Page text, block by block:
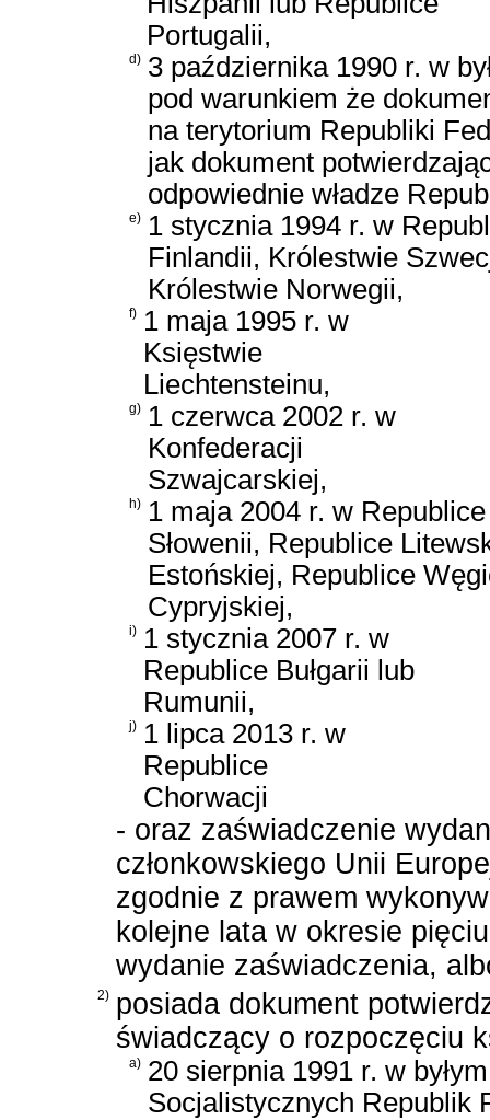
Portugalii,
d) 3 października 1990 r. w
pod warunkiem że
na terytorium Republiki
jak dokument
odpowiednie władze
e) 1 stycznia 1994 r. w
Finlandii, Królestwie
Królestwie Norwegii,
f) 1 maja 1995 r. w
Księstwie
Liechtensteinu,
g) 1 czerwca 2002 r. w
Konfederacji
Szwajcarskiej,
h) 1 maja 2004 r. w
Słowenii, Republice
Estońskiej, Republice
Cypryjskiej,
i) 1 stycznia 2007 r. w
Republice Bułgarii lub
Rumunii,
j) 1 lipca 2013 r. w
Republice
Chorwacji
- oraz zaświadczenie
członkowskiego Unii
zgodnie z prawem
kolejne lata w okresie
wydanie zaświadczenia,
2) posiada dokument
świadczący o rozpoczęciu
a) 20 sierpnia 1991 r. w
Socjalistycznych Republik